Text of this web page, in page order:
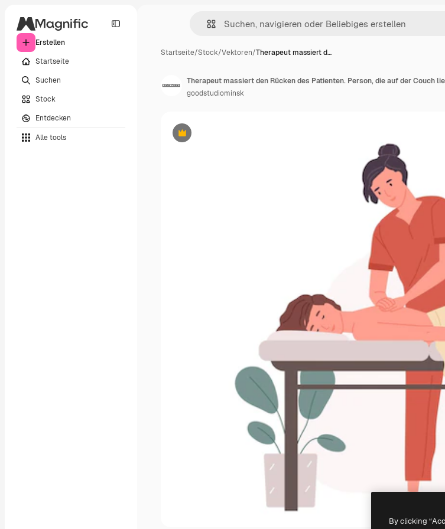
Erstellen
Startseite
Suchen
Stock
Entdecken
Alle tools
Startseite/Stock/Vektoren/Therapeut massiert d…
Premium
goodstudiominsk
By clicking